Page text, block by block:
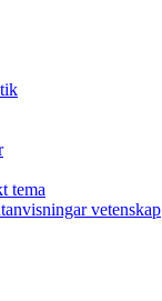
tema
vetenskap